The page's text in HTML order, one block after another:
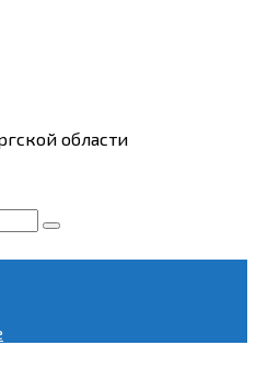
области